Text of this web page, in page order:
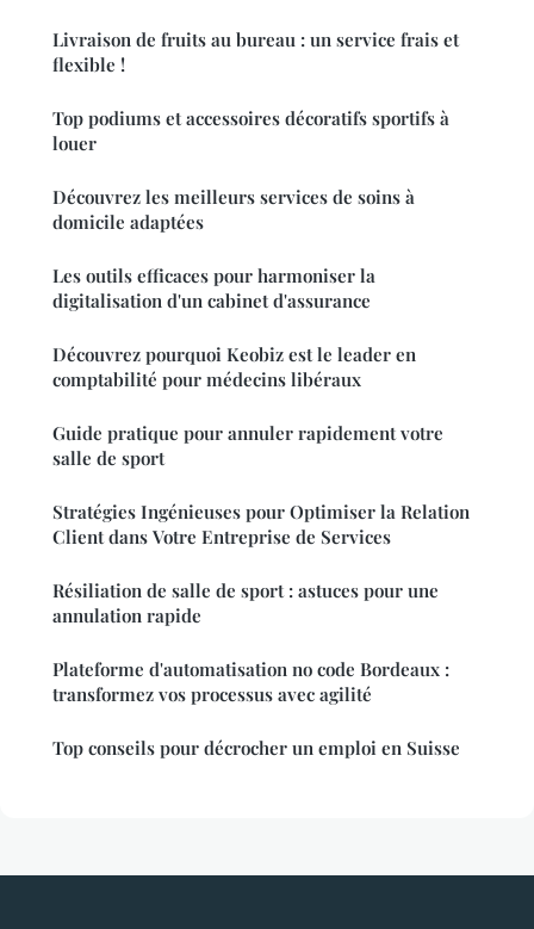
Livraison de fruits au bureau : un service frais et
flexible !
Top podiums et accessoires décoratifs sportifs à
louer
Découvrez les meilleurs services de soins à
domicile adaptées
Les outils efficaces pour harmoniser la
digitalisation d'un cabinet d'assurance
Découvrez pourquoi Keobiz est le leader en
comptabilité pour médecins libéraux
Guide pratique pour annuler rapidement votre
salle de sport
Stratégies Ingénieuses pour Optimiser la Relation
Client dans Votre Entreprise de Services
Résiliation de salle de sport : astuces pour une
annulation rapide
Plateforme d'automatisation no code Bordeaux :
transformez vos processus avec agilité
Top conseils pour décrocher un emploi en Suisse